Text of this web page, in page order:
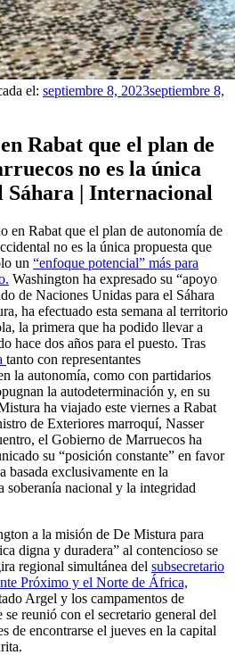
el: septiembre 8, 2023septiembre 8,
Rabat que el plan de
no es la única
Sáhara | Internacional
en Rabat que el plan de autonomía de
no es la única propuesta que
un “enfoque potencial” más para
Washington ha expresado su “apoyo
de Naciones Unidas para el Sáhara
ha efectuado esta semana al territorio
la primera que ha podido llevar a
hace dos años para el puesto. Tras
tanto con representantes
la autonomía, como con partidarios
la autodeterminación y, en su
ha viajado este viernes a Rabat
de Exteriores marroquí, Nasser
el Gobierno de Marruecos ha
su “posición constante” en favor
basada exclusivamente en la
soberanía nacional y la integridad
a la misión de De Mistura para
digna y duradera” al contencioso se
regional simultánea del subsecretario
Próximo y el Norte de África,
Argel y los campamentos de
reunió con el secretario general del
de encontrarse el jueves en la capital